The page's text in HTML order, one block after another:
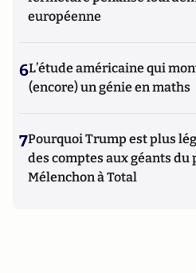
européenne
6L’étude américaine qui
(encore) un génie en maths
7Pourquoi Trump est plus
des comptes aux géants
Mélenchon à Total